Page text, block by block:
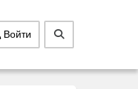
Войти